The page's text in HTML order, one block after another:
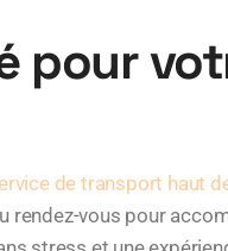
pour
de transport haut
vous pour